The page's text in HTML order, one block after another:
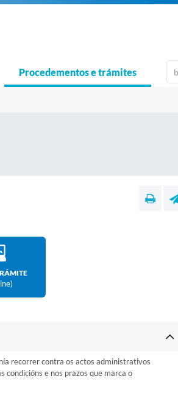
Procedementos e trámites
recorrer contra os actos administrativos
condicións e nos prazos que marca o